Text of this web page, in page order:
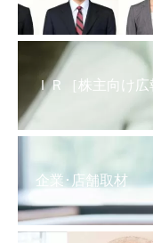
ＩＲ［株主向け
企業･店舗取材